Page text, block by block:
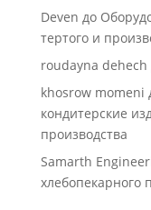
Deven до
тертого и
roudayna dehech
khosrow momeni
кондитерские
производства
Samarth
хлебопекарного